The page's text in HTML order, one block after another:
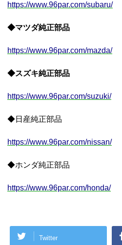
https://www.96par.com/subaru/
◆マツダ純正部品
https://www.96par.com/mazda/
◆スズキ純正部品
https://www.96par.com/suzuki/
◆日産純正部品
https://www.96par.com/nissan/
◆ホンダ純正部品
https://www.96par.com/honda/
Twitter